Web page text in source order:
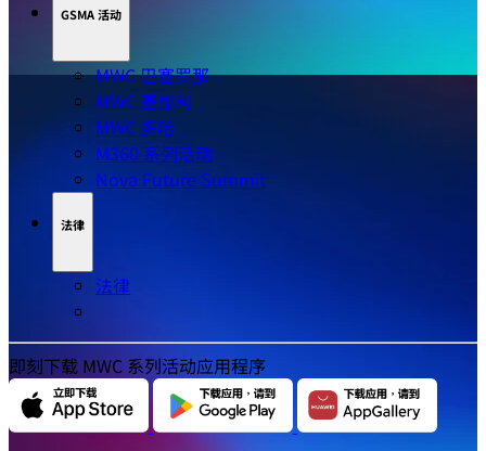
GSMA 活动
MWC 巴塞罗那
MWC 基加利
MWC 多哈
M360 系列活动
Nova Future Summit
法律
法律
即刻下载 MWC 系列活动应用程序